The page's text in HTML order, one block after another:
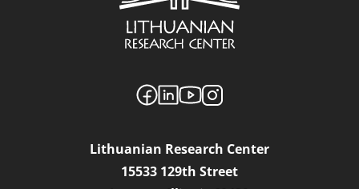
Lithuanian Research Center
15533 129th Street